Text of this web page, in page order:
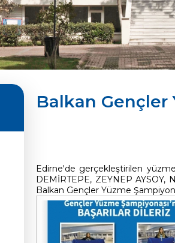
Balkan Gençler
Edirne'de gerçekleştirilen
DEMİRTEPE, ZEYNEP AYSOY,
Balkan Gençler Yüzme